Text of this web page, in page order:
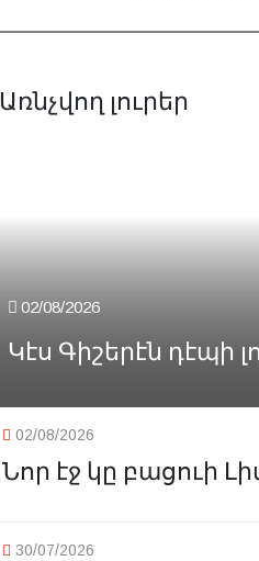
Առնչվող լուրեր
02/08/2026
Կէս Գիշերէն դէպի
02/08/2026
Նոր էջ կը բացուի
30/07/2026